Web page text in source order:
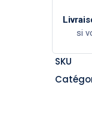
si
SKU